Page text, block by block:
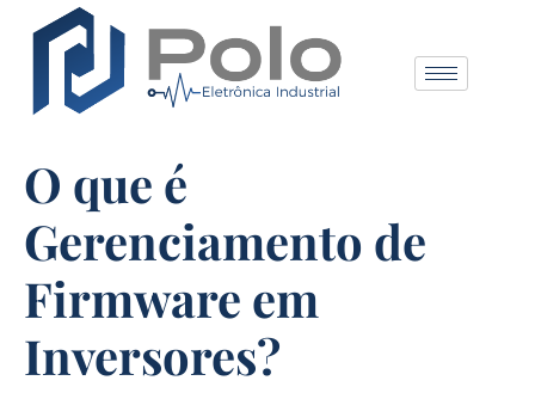
O que é
Gerenciamento de
Firmware em
Inversores?